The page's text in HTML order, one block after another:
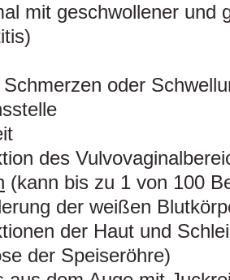
mit geschwollener und
oder
des
(kann bis zu 1 von 100
der weißen
der Haut und
der Speiseröhre)